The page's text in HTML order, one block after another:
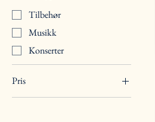
Tilbehør
Musikk
Konserter
Pris